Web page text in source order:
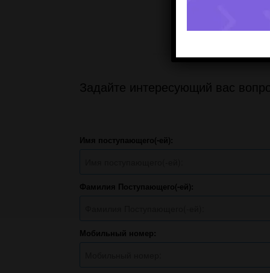
Задайте интересующий вас
Имя поступающего(-ей):
Фамилия Поступающего(-ей):
Мобильный номер: